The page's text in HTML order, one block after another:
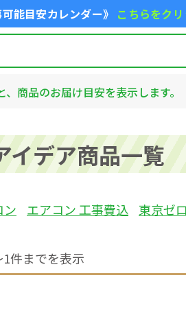
能目安カレンダー》 こちらをク
商品のお届け目安を表示します。
イデア商品一覧
ン エアコン 工事費込 東京ゼ
1件までを表示